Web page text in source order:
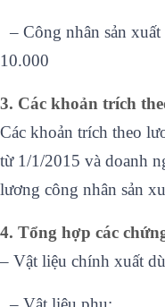
Công nhân
10.000
3. Các khoản trích
Các khoản trích theo
từ 1/1/2015 và doanh
lương công nhân sản
4. Tổng hợp các
– Vật liệu chính xuất